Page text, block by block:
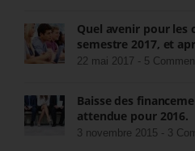
Quel avenir pour les
semestre 2017, et
22 mai 2017 - 5
Baisse des
attendue pour 2016.
3 novembre 2015 - 3